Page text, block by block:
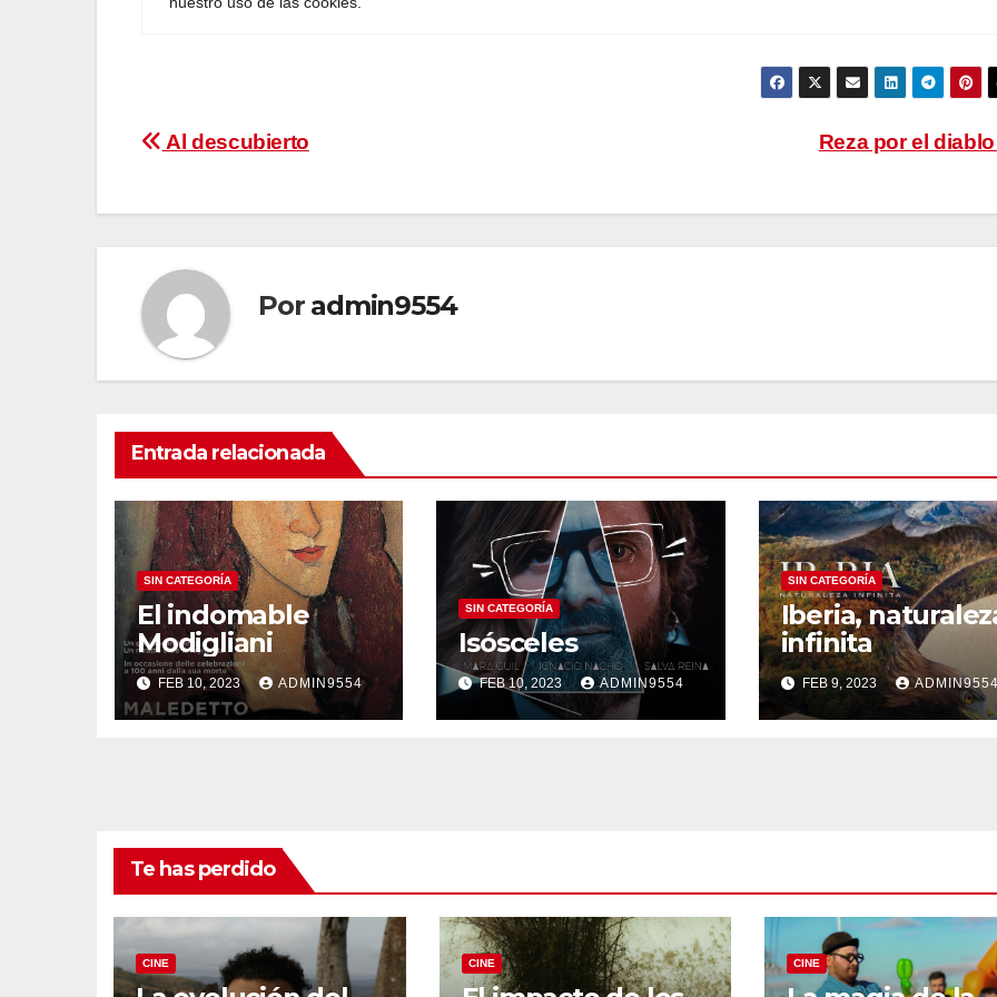
Navegación
Reza por el
Al descubierto
Por admin9554
Entrada relacionada
SIN CATEGORÍA
El indomable
Modigliani
FEB 10, 2023 ADMIN9554
SIN CATEGORÍA
Isósceles
FEB 10, 2023 ADMIN9554
SIN CATEGORÍA
Iberia,
infinita
FEB 9, 2023
Te has perdido
CINE CINE CINE